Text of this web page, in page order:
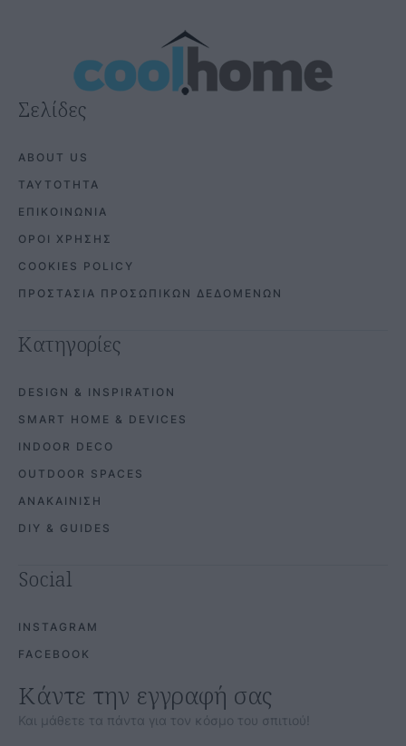
Σελίδες
ABOUT US
ΤΑΥΤΟΤΗΤΑ
ΕΠΙΚΟΙΝΩΝΙΑ
ΟΡΟΙ ΧΡΗΣΗΣ
COOKIES POLICY
ΠΡΟΣΤΑΣΙΑ ΠΡΟΣΩΠΙΚΩΝ ΔΕΔΟΜΕΝΩΝ
Κατηγορίες
DESIGN & INSPIRATION
SMART HOME & DEVICES
INDOOR DECO
OUTDOOR SPACES
ΑΝΑΚΑΙΝΙΣΗ
DIY & GUIDES
Social
INSTAGRAM
FACEBOOK
Κάντε την εγγραφή σας
Και μάθετε τα πάντα για τον κόσμο του σπιτιού!